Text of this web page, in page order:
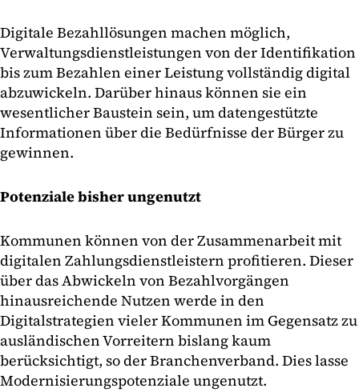
Digitale Bezahllösungen machen möglich,
Verwaltungsdienstleistungen von der Identifikation
bis zum Bezahlen einer Leistung vollständig digital
abzuwickeln. Darüber hinaus können sie ein
wesentlicher Baustein sein, um datengestützte
Informationen über die Bedürfnisse der Bürger zu
gewinnen.
Potenziale bisher ungenutzt
Kommunen können von der Zusammenarbeit mit
digitalen Zahlungsdienstleistern profitieren. Dieser
über das Abwickeln von Bezahlvorgängen
hinausreichende Nutzen werde in den
Digitalstrategien vieler Kommunen im Gegensatz zu
ausländischen Vorreitern bislang kaum
berücksichtigt, so der Branchenverband. Dies lasse
Modernisierungspotenziale ungenutzt.